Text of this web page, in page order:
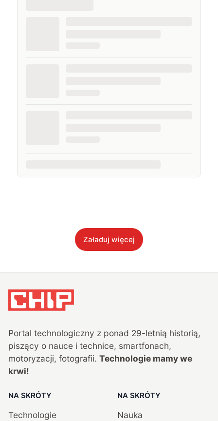
Załaduj więcej
Portal technologiczny z ponad 29-letnią historią,
piszący o nauce i technice, smartfonach,
motoryzacji, fotografii. Technologie mamy we
krwi!
NA SKRÓTY
Technologie
NA SKRÓTY
Nauka